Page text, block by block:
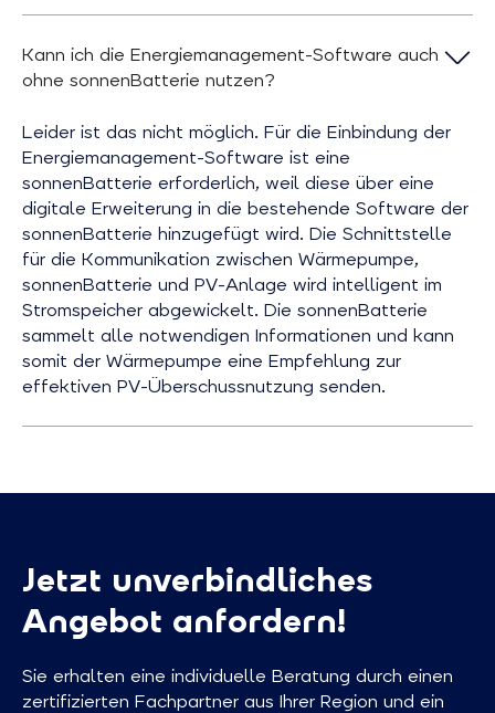
Kann ich die Energiemanagement-Software auch
ohne sonnenBatterie nutzen?
Leider ist das nicht möglich. Für die Einbindung der
Energiemanagement-Software ist eine
sonnenBatterie erforderlich, weil diese über eine
digitale Erweiterung in die bestehende Software der
sonnenBatterie hinzugefügt wird. Die Schnittstelle
für die Kommunikation zwischen Wärmepumpe,
sonnenBatterie und PV-Anlage wird intelligent im
Stromspeicher abgewickelt. Die sonnenBatterie
sammelt alle notwendigen Informationen und kann
somit der Wärmepumpe eine Empfehlung zur
effektiven PV-Überschussnutzung senden.
Jetzt unverbindliches
Angebot anfordern!
Sie erhalten eine individuelle Beratung durch einen
zertifizierten Fachpartner aus Ihrer Region und ein